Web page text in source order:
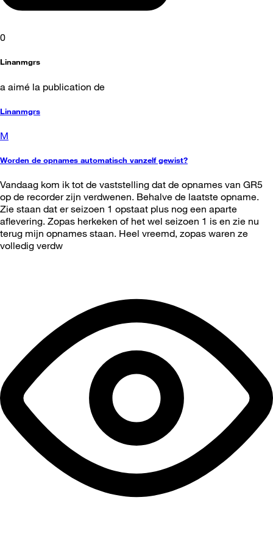
0
Linanmgrs
a aimé la publication de
Linanmgrs
M
Worden de opnames automatisch vanzelf gewist?
Vandaag kom ik tot de vaststelling dat de opnames van GR5
op de recorder zijn verdwenen. Behalve de laatste opname.
Zie staan dat er seizoen 1 opstaat plus nog een aparte
aflevering. Zopas herkeken of het wel seizoen 1 is en zie nu
terug mijn opnames staan. Heel vreemd, zopas waren ze
volledig verdw